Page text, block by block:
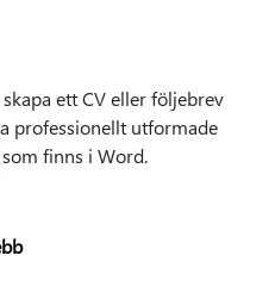
ett CV eller följebrev
professionellt utformade
som finns i Word.